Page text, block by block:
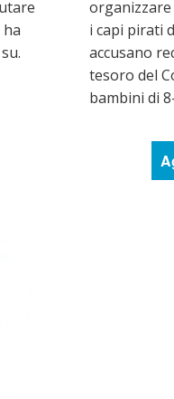
i capi pirati
accusano
tesoro del
bambini di